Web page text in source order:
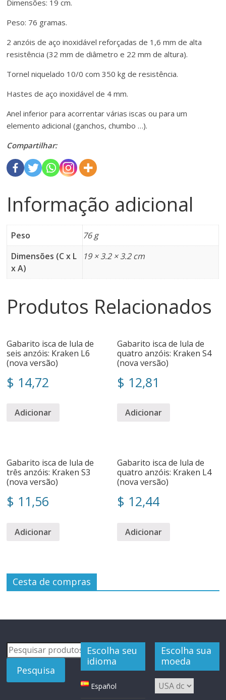
Dimensões: 19 cm.
Peso: 76 gramas.
2 anzóis de aço inoxidável reforçadas de 1,6 mm de alta
resistência (32 mm de diâmetro e 22 mm de altura).
Tornel niquelado 10/0 com 350 kg de resistência.
Hastes de aço inoxidável de 4 mm.
Anel inferior para acorrentar várias iscas ou para um
elemento adicional (ganchos, chumbo …).
Compartilhar:
Informação adicional
Peso
76 g
Dimensões (C x L
x A)
19 × 3.2 × 3.2 cm
Produtos Relacionados
Gabarito isca de lula de
seis anzóis: Kraken L6
(nova versão)
$ 14,72
Adicionar
Gabarito isca de lula de
quatro anzóis: Kraken S4
(nova versão)
$ 12,81
Adicionar
Gabarito isca de lula de
três anzóis: Kraken S3
(nova versão)
$ 11,56
Adicionar
Gabarito isca de lula de
quatro anzóis: Kraken L4
(nova versão)
$ 12,44
Adicionar
Cesta de compras
Pesquisar
por:
Pesquisa
Escolha seu
idioma
Español
Escolha sua
moeda